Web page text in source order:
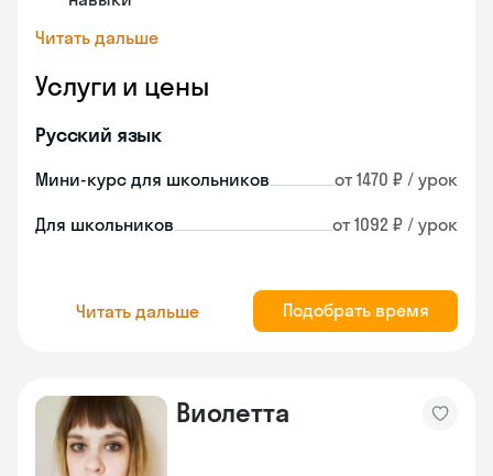
Читать дальше
Услуги и цены
Русский язык
Мини-курс для школьников от 1470 ₽ / урок
Для школьников от 1092 ₽ / урок
Читать дальше Подобрать время
Виолетта